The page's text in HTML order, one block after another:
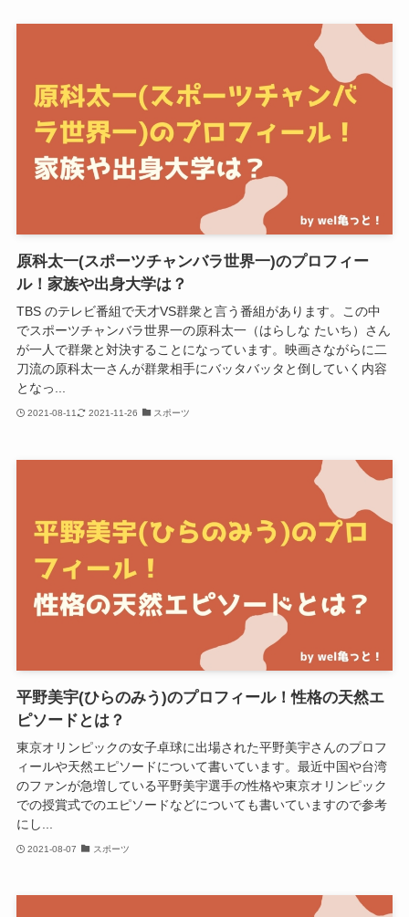
原科太一(スポーツチャンバラ世界一)のプロフィー
ル！家族や出身大学は？
TBS のテレビ番組で天才VS群衆と言う番組があります。この中
でスポーツチャンバラ世界一の原科太一（はらしな たいち）さん
が一人で群衆と対決することになっています。映画さながらに二
刀流の原科太一さんが群衆相手にバッタバッタと倒していく内容
となっ...
2021-08-11 2021-11-26 スポーツ
平野美宇(ひらのみう)のプロフィール！性格の天然エ
ピソードとは？
東京オリンピックの女子卓球に出場された平野美宇さんのプロフ
ィールや天然エピソードについて書いています。最近中国や台湾
のファンが急増している平野美宇選手の性格や東京オリンピック
での授賞式でのエピソードなどについても書いていますので参考
にし...
2021-08-07 スポーツ